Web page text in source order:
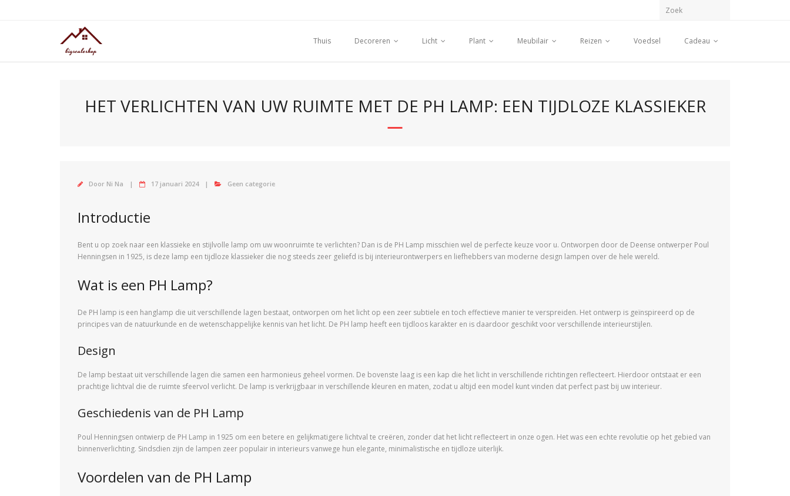
Thuis
Decoreren Licht Plant Meubilair Reizen Voedsel Cadeau
HET VERLICHTEN VAN UW RUIMTE MET DE PH LAMP: EEN TIJDLOZE KLASSIEKER
Door Ni Na 17 januari 2024 Geen categorie
Introductie
Bent u op zoek naar een klassieke en stijlvolle lamp om uw woonruimte te verlichten? Dan is de PH Lamp misschien wel de perfecte keuze voor u. Ontworpen door de Deense ontwerper Poul
Henningsen in 1925, is deze lamp een tijdloze klassieker die nog steeds zeer geliefd is bij interieurontwerpers en liefhebbers van moderne design lampen over de hele wereld.
Wat is een PH Lamp?
De PH lamp is een hanglamp die uit verschillende lagen bestaat, ontworpen om het licht op een zeer subtiele en toch effectieve manier te verspreiden. Het ontwerp is geïnspireerd op de
principes van de natuurkunde en de wetenschappelijke kennis van het licht. De PH lamp heeft een tijdloos karakter en is daardoor geschikt voor verschillende interieurstijlen.
Design
De lamp bestaat uit verschillende lagen die samen een harmonieus geheel vormen. De bovenste laag is een kap die het licht in verschillende richtingen reflecteert. Hierdoor ontstaat er een
prachtige lichtval die de ruimte sfeervol verlicht. De lamp is verkrijgbaar in verschillende kleuren en maten, zodat u altijd een model kunt vinden dat perfect past bij uw interieur.
Geschiedenis van de PH Lamp
Poul Henningsen ontwierp de PH Lamp in 1925 om een betere en gelijkmatigere lichtval te creëren, zonder dat het licht reflecteert in onze ogen. Het was een echte revolutie op het gebied van
binnenverlichting. Sindsdien zijn de lampen zeer populair in interieurs vanwege hun elegante, minimalistische en tijdloze uiterlijk.
Voordelen van de PH Lamp